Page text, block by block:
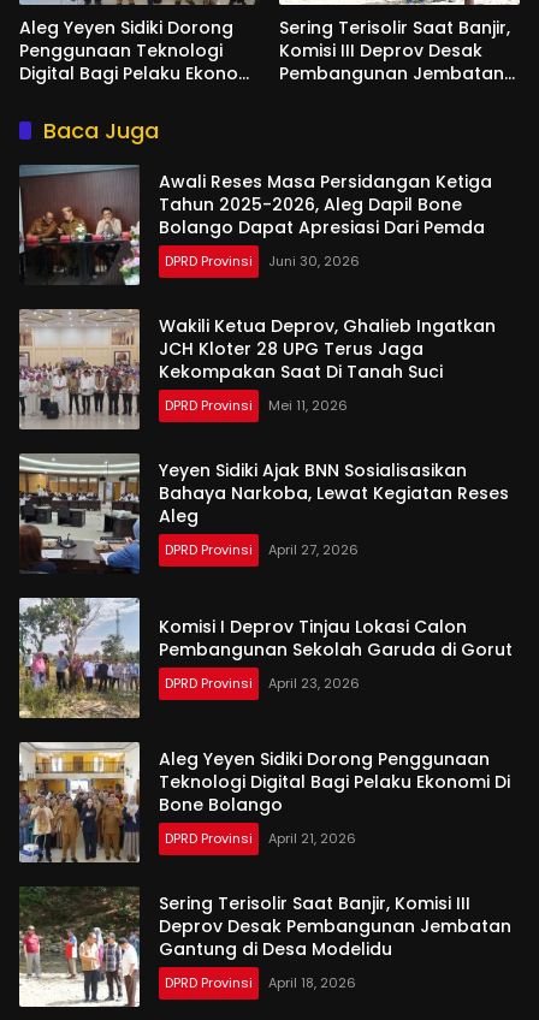
Aleg Yeyen Sidiki Dorong
Penggunaan Teknologi
Digital Bagi Pelaku Ekonomi
Sering Terisolir Saat Banjir,
Komisi III Deprov Desak
Pembangunan Jembatan
Baca Juga
Awali Reses Masa Persidangan Ketiga
Tahun 2025-2026, Aleg Dapil Bone
Bolango Dapat Apresiasi Dari Pemda
DPRD Provinsi Juni 30, 2026
Wakili Ketua Deprov, Ghalieb Ingatkan
JCH Kloter 28 UPG Terus Jaga
Kekompakan Saat Di Tanah Suci
DPRD Provinsi Mei 11, 2026
Yeyen Sidiki Ajak BNN Sosialisasikan
Bahaya Narkoba, Lewat Kegiatan Reses
Aleg
DPRD Provinsi April 27, 2026
Komisi I Deprov Tinjau Lokasi Calon
Pembangunan Sekolah Garuda di Gorut
DPRD Provinsi April 23, 2026
Aleg Yeyen Sidiki Dorong Penggunaan
Teknologi Digital Bagi Pelaku Ekonomi Di
Bone Bolango
DPRD Provinsi April 21, 2026
Sering Terisolir Saat Banjir, Komisi III
Deprov Desak Pembangunan Jembatan
Gantung di Desa Modelidu
DPRD Provinsi April 18, 2026